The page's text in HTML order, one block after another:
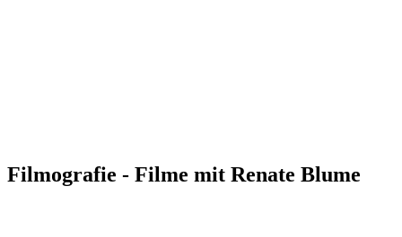
Filmografie - Filme mit Renate Blume